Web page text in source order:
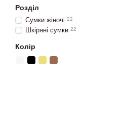
Розділ
Сумки жіночі 22
Шкіряні сумки 22
Колір